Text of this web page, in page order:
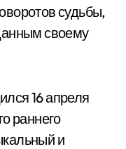
судьбы,
своему
16 апреля
раннего
и